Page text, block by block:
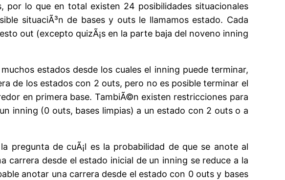
por lo que en total existen 24 posibilidades situacionales
situaciÃ³n de bases y outs le llamamos estado. Cada
out (excepto quizÃ¡s en la parte baja del noveno inning
estados desde los cuales el inning puede terminar,
de los estados con 2 outs, pero no es posible terminar el
en primera base. TambiÃ©n existen restricciones para
inning (0 outs, bases limpias) a un estado con 2 outs o a
pregunta de cuÃ¡l es la probabilidad de que se anote al
carrera desde el estado inicial de un inning se reduce a la
anotar una carrera desde el estado con 0 outs y bases